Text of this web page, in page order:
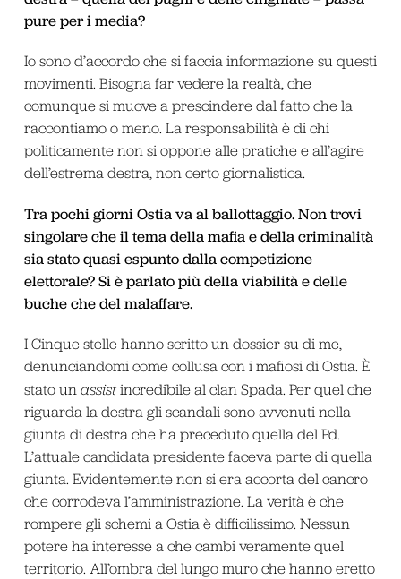
pure per i media?
Io sono d’accordo che si faccia informazione su questi
movimenti. Bisogna far vedere la realtà, che
comunque si muove a prescindere dal fatto che la
raccontiamo o meno. La responsabilità è di chi
politicamente non si oppone alle pratiche e all’agire
dell’estrema destra, non certo giornalistica.
Tra pochi giorni Ostia va al ballottaggio. Non trovi
singolare che il tema della mafia e della criminalità
sia stato quasi espunto dalla competizione
elettorale? Si è parlato più della viabilità e delle
buche che del malaffare.
I Cinque stelle hanno scritto un dossier su di me,
denunciandomi come collusa con i mafiosi di Ostia. È
stato un assistincredibile al clan Spada. Per quel che
riguarda la destra gli scandali sono avvenuti nella
giunta di destra che ha preceduto quella del Pd.
L’attuale candidata presidente faceva parte di quella
giunta. Evidentemente non si era accorta del cancro
che corrodeva l’amministrazione. La verità è che
rompere gli schemi a Ostia è difficilissimo. Nessun
potere ha interesse a che cambi veramente quel
territorio. All’ombra del lungo muro che hanno eretto